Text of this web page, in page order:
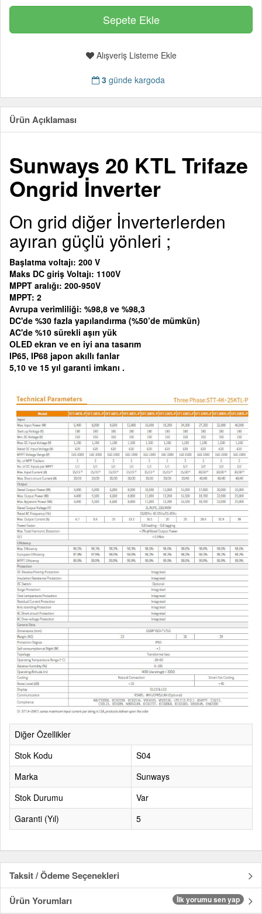
Alışveriş Listeme Ekle
3günde kargoda
Ürün Açıklaması
Sunways 20 KTL Trifaze
Ongrid İnverter
On grid diğer İnverterlerden
ayıran güçlü yönleri ;
Başlatma voltajı: 200 V
Maks DC giriş Voltajı: 1100V
MPPT aralığı: 200-950V
MPPT: 2
Avrupa verimliliği: %98,8 ve %98,3
DC'de %30 fazla yapılandırma (%50’de mümkün)
AC'de %10 sürekli aşırı yük
OLED ekran ve en iyi ana tasarım
IP65, IP68 japon akıllı fanlar
5,10 ve 15 yıl garanti imkanı .
Diğer Özellikler
Stok Kodu
S04
Marka
Sunways
Stok Durumu
Var
Garanti (Yıl)
5
Taksit / Ödeme Seçenekleri
Ürün Yorumları
İlk yorumu sen yap